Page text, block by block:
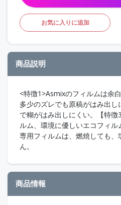
お気に入りに追加
商品説明
<特徴1>Asmixのフィルムは余
多少のズレでも原稿がはみ出
で糊がはみ出しにくい。【特徴
ルム、環境に優しいエコフィ
専用フィルムは、燃焼しても
ん。
商品情報